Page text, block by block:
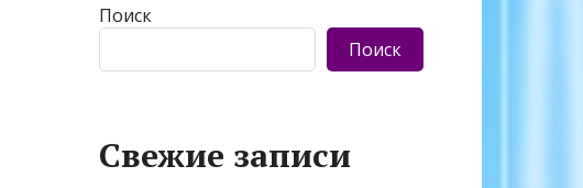
Поиск
Поиск
Свежие записи